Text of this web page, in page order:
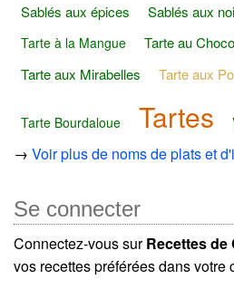
Sablés aux épices Sablés aux
Tarte à la Mangue
Tarte au
Tarte aux Mirabelles
Tarte aux
Tarte Bourdaloue Tartes
→ Voir plus de noms de plats et
Se connecter
Connectez-vous surRecettes de
vos recettes préférées dans votre